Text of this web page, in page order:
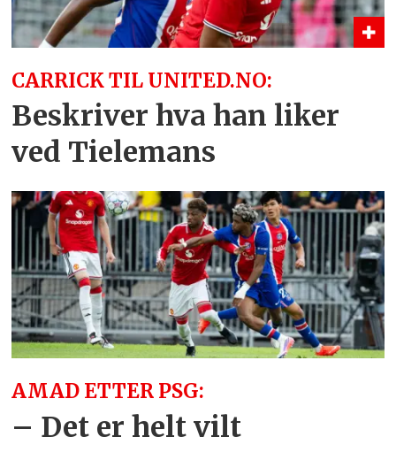
CARRICK TIL UNITED.NO:
Beskriver hva han liker
ved Tielemans
AMAD ETTER PSG:
– Det er helt vilt